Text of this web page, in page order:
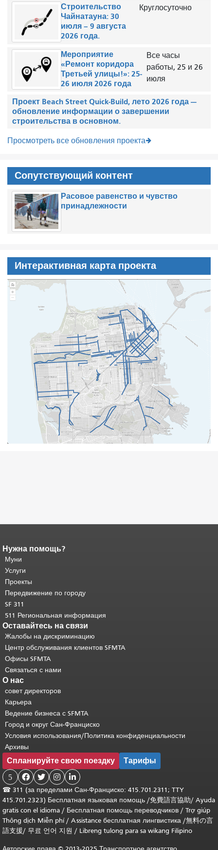
Строительство
Чайнатауна: 30
июля – 9 августа
2026 года.
Круглосуточно
Мероприятие
«Ремонт коридора
Третьей улицы!»: 25-
26 июля 2026 года
Все часы
работы, 25 и 26
июля
Проект Beach Street Quick-Build, лето 2026 года —
обновление информации о завершении
строительства в основном.
Просмотреть все обновления проекта
Сопутствующий контент
Расовое равенство и чувство
принадлежности
Интерактивная карта проекта
Конец содержимого
страницы.
страницы повторяется на каждой
странице.
основного содержимого .
Нужна помощь?
Муни
Услуги
Проекты
Передвижение по городу
SF 311
511 Региональная информация
Оставайтесь на связи
Жалобы на дискриминацию
Центр обслуживания клиентов SFMTA
Офисы SFMTA
Связаться с нами
О нас
совет директоров
Карьера
Ведение бизнеса с SFMTA
Город и округ Сан-Франциско
Условия использования/Политика конфиденциальности
Архивы
Спланируйте свою поездку Тарифы
5    
☎ 311 (за пределами Сан-Франциско: 415.701.2311; TTY
415.701.2323) Бесплатная языковая помощь /免費語言協助/ Ayuda
gratis con el idioma / Бесплатная помощь переводчиков / Trợ giúp
Thông dịch Miễn phí/ Assistance бесплатная лингвистика /無料の言
語支援/ 무료 언어 지원 / Libreng tulong para sa wikang Filipino